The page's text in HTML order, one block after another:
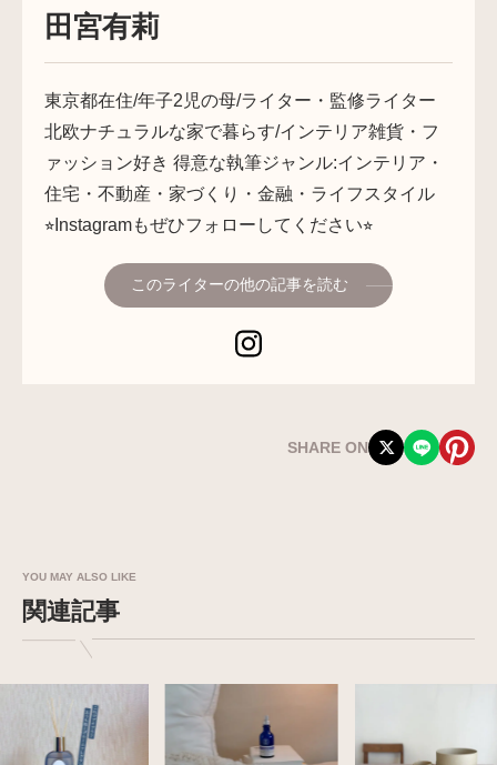
田宮有莉
東京都在住/年子2児の母/ライター・監修ライター
北欧ナチュラルな家で暮らす/インテリア雑貨・フ
ァッション好き 得意な執筆ジャンル:インテリア・
住宅・不動産・家づくり・金融・ライフスタイル
⭐︎Instagramもぜひフォローしてください⭐︎
このライターの他の記事を読む
SHARE ON
YOU MAY ALSO LIKE
関連記事